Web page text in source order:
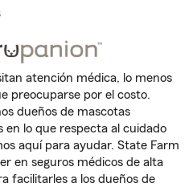
atención médica, lo menos
preocuparse por el costo.
dueños de mascotas
lo que respecta al cuidado
aquí para ayudar. State Farm
en seguros médicos de alta
facilitarles a los dueños de